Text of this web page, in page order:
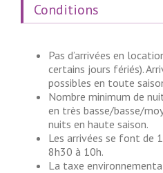
Conditions
Pas d’arrivées en
certains jours fériés).
possibles en toute
Nombre minimum de
en très basse/basse/
nuits en haute saison.
Les arrivées se font de
8h30 à 10h.
La taxe